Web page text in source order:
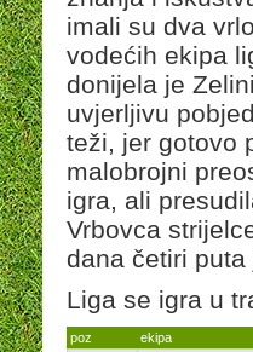
imali su dva
vodećih ekipa
donijela je
uvjerljivu
teži, jer gotovo
malobrojni
igra, ali
Vrbovca
dana četiri
Liga se igra u
poz ekipa